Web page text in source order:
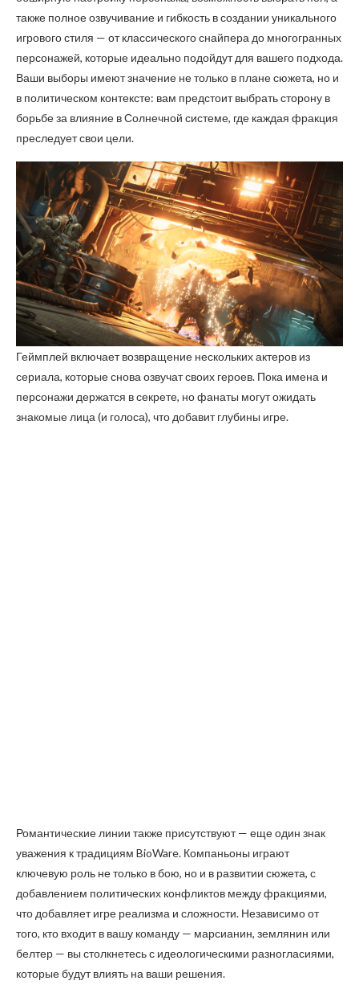
также полное озвучивание и гибкость в создании уникального
игрового стиля — от классического снайпера до многогранных
персонажей, которые идеально подойдут для вашего подхода.
Ваши выборы имеют значение не только в плане сюжета, но и
в политическом контексте: вам предстоит выбрать сторону в
борьбе за влияние в Солнечной системе, где каждая фракция
преследует свои цели.
Геймплей включает возвращение нескольких актеров из
сериала, которые снова озвучат своих героев. Пока имена и
персонажи держатся в секрете, но фанаты могут ожидать
знакомые лица (и голоса), что добавит глубины игре.
Романтические линии также присутствуют — еще один знак
уважения к традициям BioWare. Компаньоны играют
ключевую роль не только в бою, но и в развитии сюжета, с
добавлением политических конфликтов между фракциями,
что добавляет игре реализма и сложности. Независимо от
того, кто входит в вашу команду — марсианин, землянин или
белтер — вы столкнетесь с идеологическими разногласиями,
которые будут влиять на ваши решения.